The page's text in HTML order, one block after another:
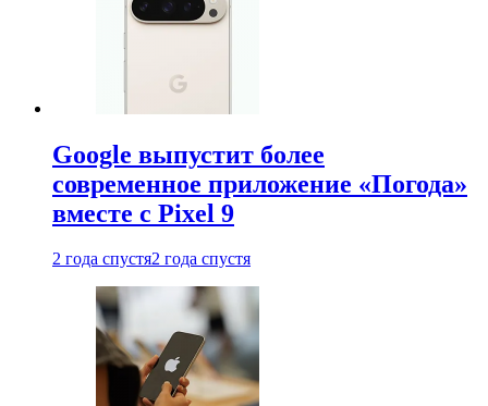
Google выпустит более
современное приложение «Погода»
вместе с Pixel 9
2 года спустя2 года спустя